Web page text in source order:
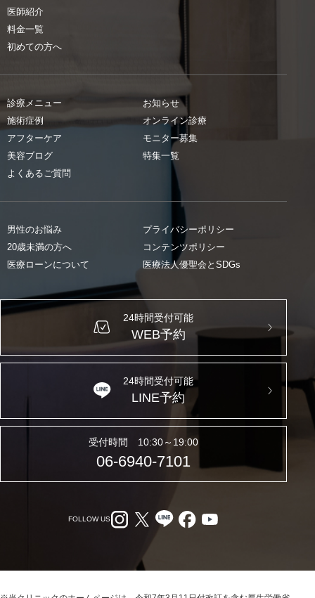
医師紹介
料金一覧
初めての方へ
診療メニュー
施術症例
アフターケア
美容ブログ
よくあるご質問
お知らせ
オンライン診療
モニター募集
特集一覧
男性のお悩み
20歳未満の方へ
医療ローンについて
プライバシーポリシー
コンテンツポリシー
医療法人優聖会とSDGs
24時間受付可能
WEB予約
24時間受付可能
LINE予約
受付時間 10:30～19:00
06-6940-7101
FOLLOW US